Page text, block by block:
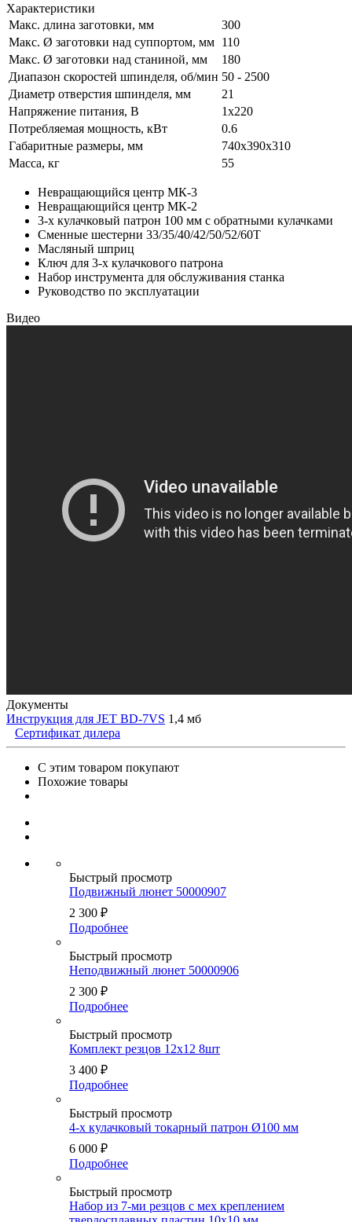
Характеристики
Макс. длина заготовки, мм
300
Макс. Ø заготовки над суппортом, мм 110
Макс. Ø заготовки над станиной, мм
180
Диапазон скоростей шпинделя, об/мин 50 - 2500
Диаметр отверстия шпинделя, мм
21
Напряжение питания, В
1x220
Потребляемая мощность, кВт
0.6
Габаритные размеры, мм
740x390x310
Масса, кг
55
Невращающийся центр МК-3
Невращающийся центр МК-2
3-x кулачковый патрон 100 мм с обратными кулачками
Сменные шестерни 33/35/40/42/50/52/60T
Масляный шприц
Ключ для 3-х кулачкового патрона
Набор инструмента для обслуживания станка
Руководство по эксплуатации
Видео
Документы
Инструкция для JET BD-7VS 1,4 мб
Сертификат дилера
С этим товаром покупают
Похожие товары
Быстрый просмотр
Подвижный люнет 50000907
2 300 ₽
Подробнее
Быстрый просмотр
Неподвижный люнет 50000906
2 300 ₽
Подробнее
Быстрый просмотр
Комплект резцов 12х12 8шт
3 400 ₽
Подробнее
Быстрый просмотр
4-х кулачковый токарный патрон Ø100 мм
6 000 ₽
Подробнее
Быстрый просмотр
Набор из 7-ми резцов с мех креплением